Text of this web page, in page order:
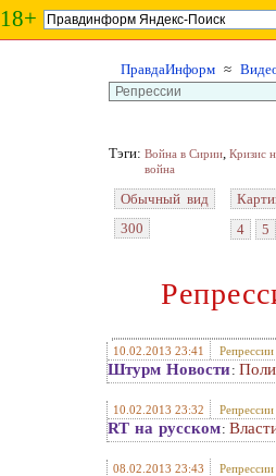
18+
ПравдаИнформ ≈
Тэги: Война в Сирии, Кризис
война
Обычный вид
300
4
5
10.02.2013 23:41 Репрессии
Штурм Новости:
10.02.2013 23:32 Репрессии
RT на русском:
08.02.2013 23:43 Репрессии